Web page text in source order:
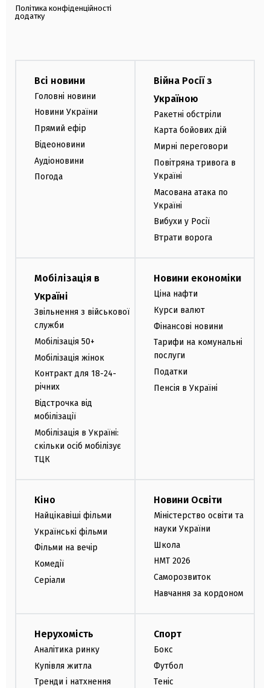
Політика конфіденційності
додатку
Всі новини
Головні новини
Новини України
Прямий ефір
Відеоновини
Аудіоновини
Погода
Війна Росії з
Україною
Ракетні обстріли
Карта бойових дій
Мирні переговори
Повітряна тривога в
Україні
Масована атака по
Україні
Вибухи у Росії
Втрати ворога
Мобілізація в
Україні
Звільнення з військової
служби
Мобілізація 50+
Мобілізація жінок
Контракт для 18-24-
річних
Відстрочка від
мобілізації
Мобілізація в Україні:
скільки осіб мобілізує
ТЦК
Новини економіки
Ціна нафти
Курси валют
Фінансові новини
Тарифи на комунальні
послуги
Податки
Пенсія в Україні
Кіно
Найцікавіші фільми
Українські фільми
Фільми на вечір
Комедії
Серіали
Новини Освіти
Міністерство освіти та
науки України
Школа
НМТ 2026
Саморозвиток
Навчання за кордоном
Нерухомість
Аналітика ринку
Купівля житла
Тренди і натхнення
Спорт
Бокс
Футбол
Теніс